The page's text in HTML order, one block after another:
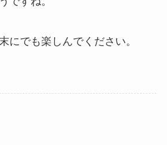
にでも楽しんでください。